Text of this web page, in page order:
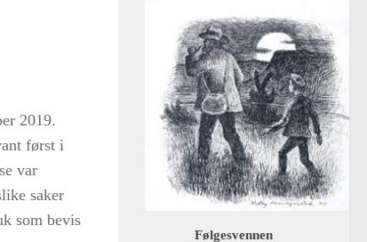
2019.
først i
var
saker
som bevis
Følgesvennen